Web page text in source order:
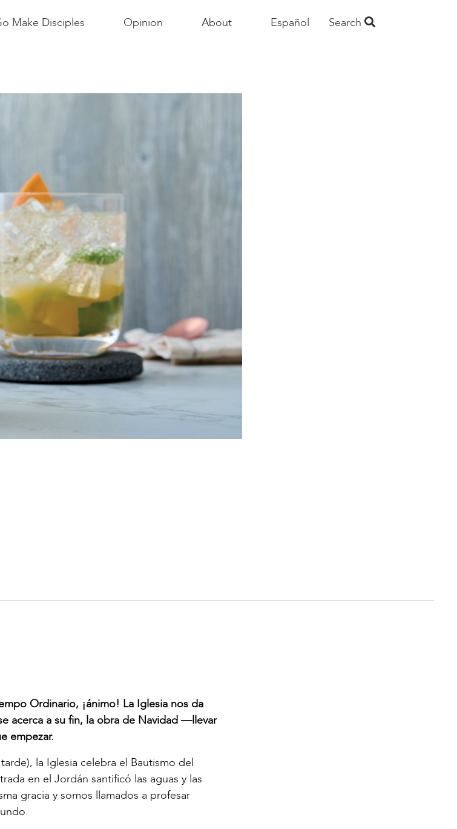
Make Disciples Opinion About Español Search
Ordinario, ¡ánimo! La Iglesia nos da
acerca a su fin, la obra de Navidad —llevar
empezar.
la Iglesia celebra el Bautismo del
en el Jordán santificó las aguas y las
gracia y somos llamados a profesar